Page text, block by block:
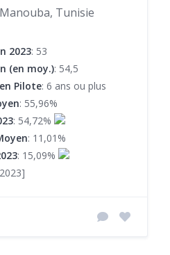
Tunisie
2023: 53
(en moy.): 54,5
Pilote: 6 ans ou plus
: 55,96%
: 54,72%
: 11,01%
: 15,09%